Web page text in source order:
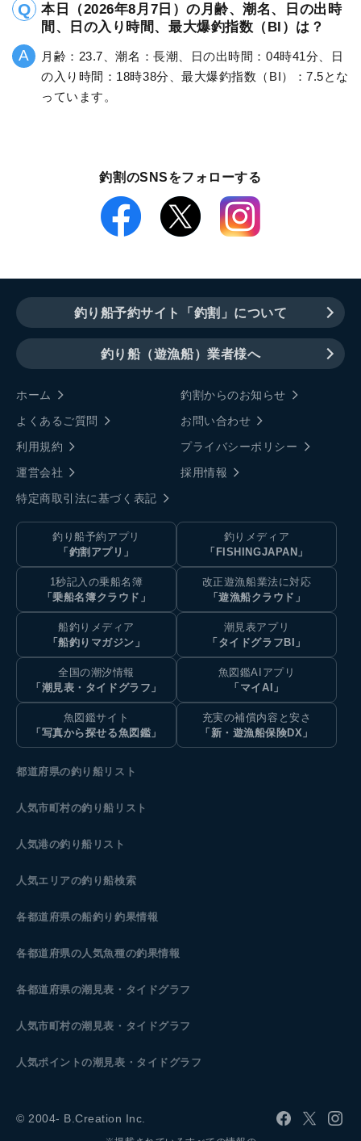
本日（2026年8月7日）の月齢、潮名、日の出時
間、日の入り時間、最大爆釣指数（BI）は？
月齢：23.7、潮名：長潮、日の出時間：04時41分、日
の入り時間：18時38分、最大爆釣指数（BI）：7.5とな
っています。
釣割のSNSをフォローする
釣り船予約サイト「釣割」について
釣り船（遊漁船）業者様へ
ホーム
釣割からのお知らせ
よくあるご質問
お問い合わせ
利用規約
プライバシーポリシー
運営会社
採用情報
特定商取引法に基づく表記
釣り船予約アプリ
「釣割アプリ」
釣りメディア
「FISHINGJAPAN」
1秒記入の乗船名簿
「乗船名簿クラウド」
改正遊漁船業法に対応
「遊漁船クラウド」
船釣りメディア
「船釣りマガジン」
潮見表アプリ
「タイドグラフBI」
全国の潮汐情報
「潮見表・タイドグラフ」
魚図鑑AIアプリ
「マイAI」
魚図鑑サイト
「写真から探せる魚図鑑」
充実の補償内容と安さ
「新・遊漁船保険DX」
都道府県の釣り船リスト
人気市町村の釣り船リスト
人気港の釣り船リスト
人気エリアの釣り船検索
各都道府県の船釣り釣果情報
各都道府県の人気魚種の釣果情報
各都道府県の潮見表 ・タイドグラフ
人気市町村の潮見表・タイドグラフ
人気ポイントの潮見表・タイドグラフ
© 2004- B.Creation Inc.